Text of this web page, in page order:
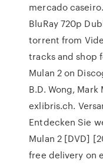
mercado
BluRay 720p
torrent from
tracks and shop
Mulan 2 on
B.D. Wong,
exlibris.ch.
Entdecken Sie
Mulan 2 [DVD]
free delivery on